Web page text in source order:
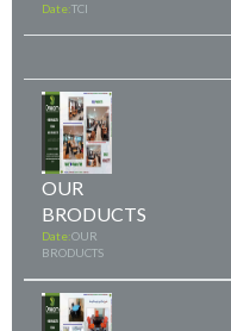
Date:TCI
OUR
BRODUCTS
Date:OUR
BRODUCTS